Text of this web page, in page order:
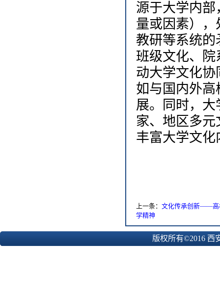
源于大学内
量或因素）
教研等系统
班级文化、
动大学文化
如与国内外
展。同时，
家、地区多
丰富大学文化
上一条： 文化传承创新——高
学精神
版权所有©2016 西